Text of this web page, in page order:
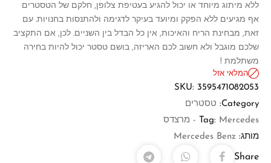
ללא מיתוג מיוחד או יכול להגיע בעטיפת צלופן, חלקם של הטסטרים
אף מגיעים ללא הפקק ומיועד בעיקר לדגימה ולהתנסות בחנויות. עם
זאת, מבחינת הריח והאיכות, אין כל הבדל בין השניים. לכן, אם התקציב
שלכם מוגבל ולא חשוב לכם האריזה, בושם טסטר יכול להיות בחירה
משתלמת !
המלאי אזל
SKU: 3595471082053
Category:
טסטרים
Tag: Mercedes - מרצדס
מותג: Mercedes Benz
Share